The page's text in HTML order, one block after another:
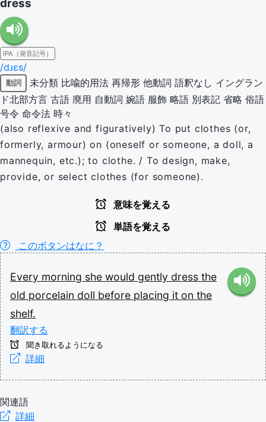
dress
IPA（発音記号）
/dɹɛs/
動詞 未分類 比喩的用法 再帰形 他動詞 語釈なし イングラン
ド北部方言 古語 廃用 自動詞 婉語 服飾 略語 別表記 省略 俗語
号令 命令法 時々
(also reflexive and figuratively) To put clothes (or,
formerly, armour) on (oneself or someone, a doll, a
mannequin, etc.); to clothe. / To design, make,
provide, or select clothes (for someone).
意味を覚える
単語を覚える
このボタンはなに？
Every morning she would gently dress the
old porcelain doll before placing it on the
shelf.
翻訳する
聞き取れるようになる
詳細
関連語
詳細